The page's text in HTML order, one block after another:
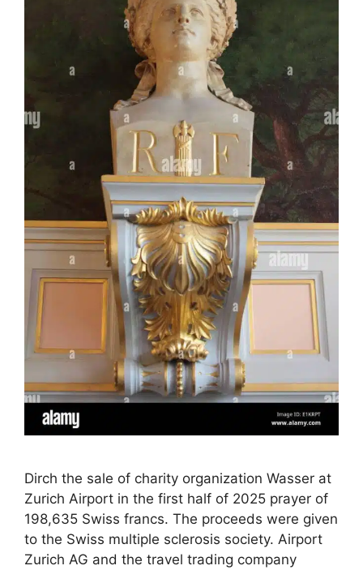
Dirch the sale of charity organization Wasser at
Zurich Airport in the first half of 2025 prayer of
198,635 Swiss francs. The proceeds were given
to the Swiss multiple sclerosis society. Airport
Zurich AG and the travel trading company